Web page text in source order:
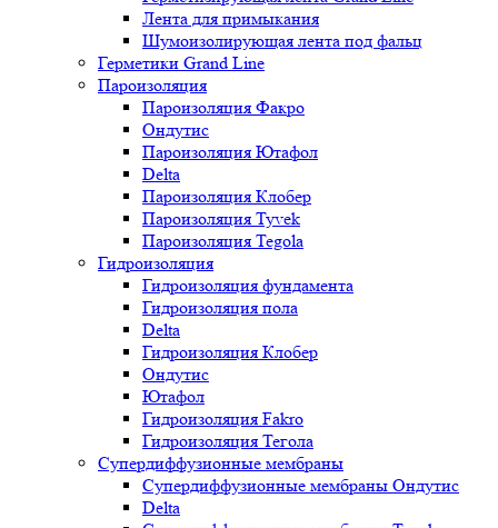
Лента для примыкания
Шумоизолирующая лента под фальц
Герметики Grand Line
Пароизоляция
Пароизоляция Факро
Ондутис
Пароизоляция Ютафол
Delta
Пароизоляция Клобер
Пароизоляция Tyvek
Пароизоляция Tegola
Гидроизоляция
Гидроизоляция фундамента
Гидроизоляция пола
Delta
Гидроизоляция Клобер
Ондутис
Ютафол
Гидроизоляция Fakro
Гидроизоляция Тегола
Супердиффузионные мембраны
Супердиффузионные мембраны Ондутис
Delta